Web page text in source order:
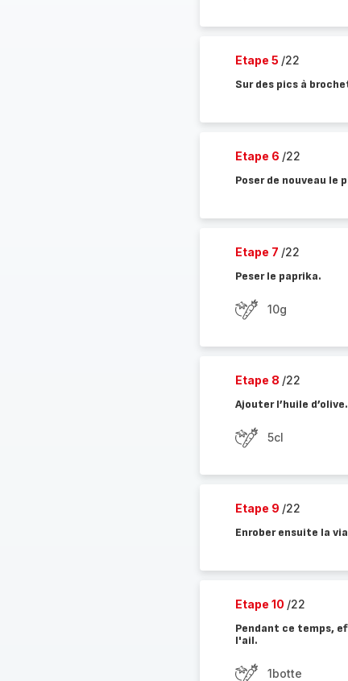
Etape 5 /22
Sur des pics à
Etape 6 /22
Poser de nouveau le
Etape 7 /22
Peser le paprika.
10g
Etape 8 /22
Ajouter l’huile d’olive.
5cl
Etape 9 /22
Enrober ensuite la
Etape 10 /22
Pendant ce temps,
l'ail.
1botte